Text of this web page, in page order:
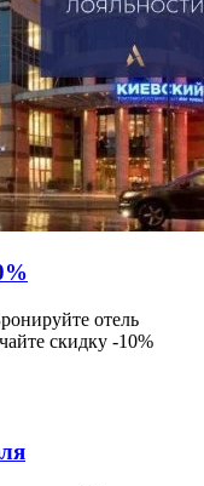
отель
скидку -10%